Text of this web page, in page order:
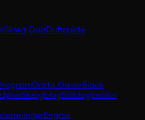
Skæg QuizDuftguide
Gratis GaverBlack
SkægblogStilblogInsider
Engros